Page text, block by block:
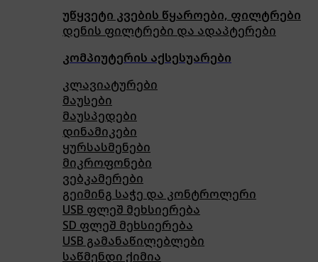
უწყვეტი კვების წყაროები, ფილტრები
დენის ფილტრები და ადაპტერები
კომპიუტერის აქსესუარები
კლავიატურები
მაუსები
მაუსპედები
დინამიკები
ყურსასმენები
მიკროფონები
ვებკამერები
გეიმინგ საჭე და კონტროლერი
USB ფლეშ მეხსიერება
SD ფლეშ მეხსიერება
USB გამანაწილებლები
საწმენდი ქიმია